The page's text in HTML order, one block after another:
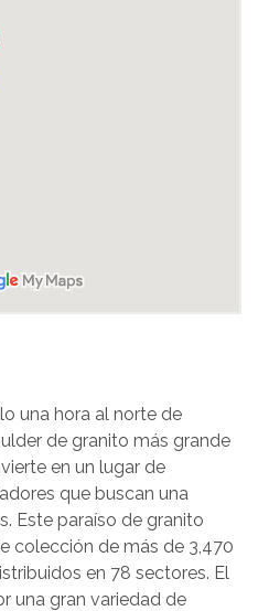
una hora al norte de
de granito más grande
en un lugar de
que buscan una
Este paraíso de granito
colección de más de 3,470
en 78 sectores. El
una gran variedad de